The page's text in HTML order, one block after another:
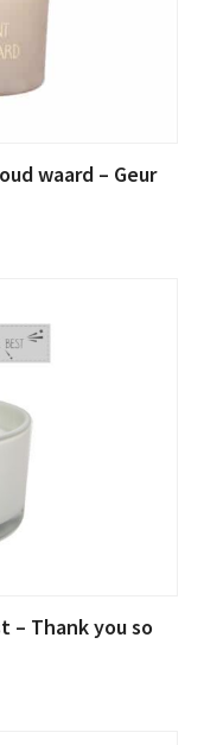
waard – Geur
– Thank you so